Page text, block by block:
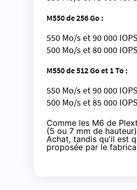
M550 de 256 Go :
550 Mo/s et 90 000
500 Mo/s et 80 000
M550 de 512 Go et 1 To :
550 Mo/s et 90 000
500 Mo/s et 85 000
Comme les M6 de
(5 ou 7 mm de
Achat, tandis qu'il est
proposée par le